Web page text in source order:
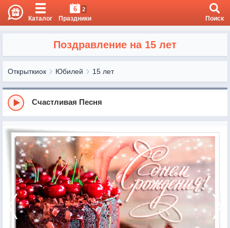
Каталог
6 2
Праздники Поиск
Поздравление на 15 лет
Открыткиок Юбилей 15 лет
Счастливая Песня